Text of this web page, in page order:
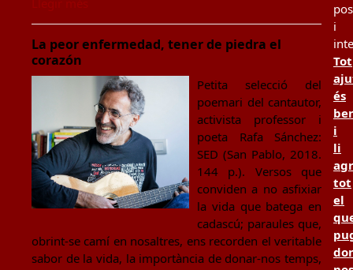
La peor enfermedad, tener de piedra el
corazón
Petita selecció del
poemari del cantautor,
activista professor i
poeta Rafa Sánchez:
SED (San Pablo, 2018.
144 p.). Versos que
conviden a no asfixiar
la vida que batega en
cadascú; paraules que,
obrint-se camí en nosaltres, ens recorden el veritable
sabor de la vida, la importància de donar-nos temps,
i
Tot
és
i
li
tot
el